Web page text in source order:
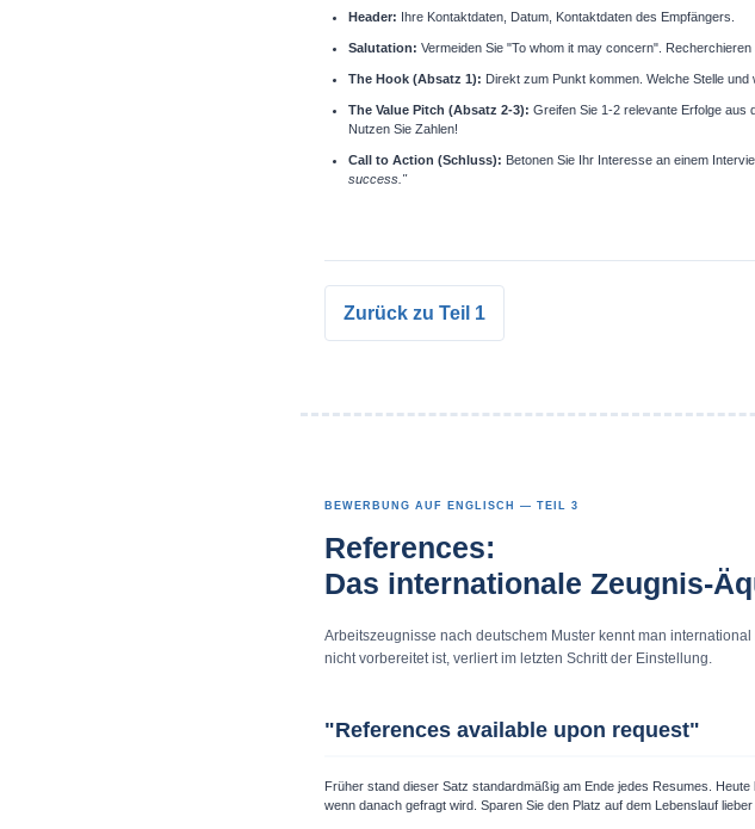
Header: Ihre Kontaktdaten, Datum, Kontaktdaten des Empfängers.
Salutation: Vermeiden Sie "To whom it may concern".
The Hook (Absatz 1): Direkt zum Punkt kommen. Welche Stelle und
The Value Pitch (Absatz 2-3): Greifen Sie 1-2 relevante Erfolge aus
Nutzen Sie Zahlen!
Call to Action (Schluss): Betonen Sie Ihr Interesse an einem
success."
Zurück zu Teil 1
BEWERBUNG AUF ENGLISCH — TEIL 3
References:
Das internationale Zeugnis-
Arbeitszeugnisse nach deutschem Muster kennt man
nicht vorbereitet ist, verliert im letzten Schritt der Einstellung.
"References available upon request"
Früher stand dieser Satz standardmäßig am Ende jedes Resumes.
wenn danach gefragt wird. Sparen Sie den Platz auf dem Lebenslauf